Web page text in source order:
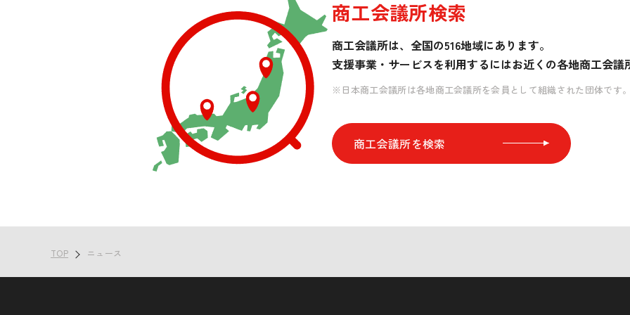
商工会議所検索
商工会議所は、全国の516地域にあります。
支援事業・サービスを利用するにはお近くの各地商工会議
※日本商工会議所は各地商工会議所を会員として組織された団体です。
商工会議所を検索
TOP ニュース